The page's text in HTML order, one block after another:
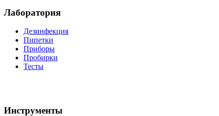
Лаборатория
Дезинфекция
Пипетки
Приборы
Пробирки
Тесты
Инструменты